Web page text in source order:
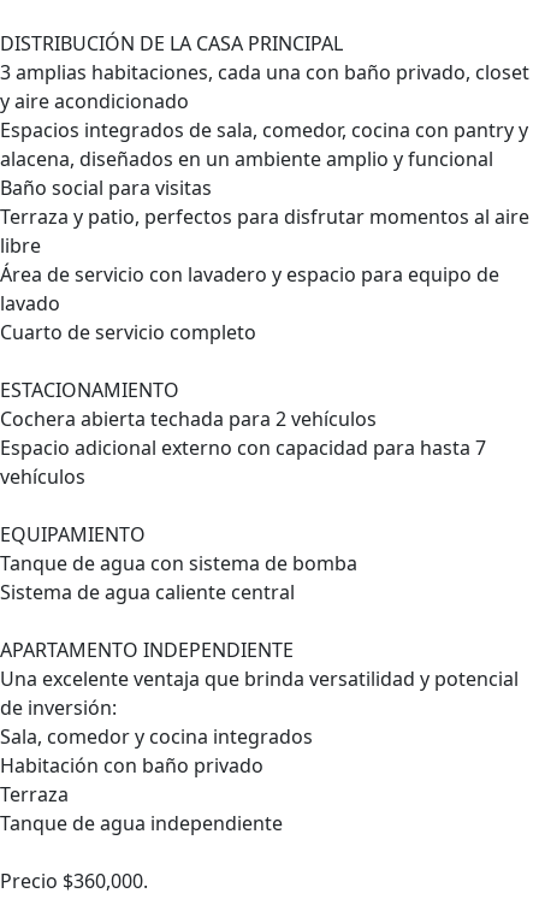
DISTRIBUCIÓN DE LA CASA PRINCIPAL
3 amplias habitaciones, cada una con baño privado, closet
y aire acondicionado
Espacios integrados de sala, comedor, cocina con pantry y
alacena, diseñados en un ambiente amplio y funcional
Baño social para visitas
Terraza y patio, perfectos para disfrutar momentos al aire
libre
Área de servicio con lavadero y espacio para equipo de
lavado
Cuarto de servicio completo
ESTACIONAMIENTO
Cochera abierta techada para 2 vehículos
Espacio adicional externo con capacidad para hasta 7
vehículos
EQUIPAMIENTO
Tanque de agua con sistema de bomba
Sistema de agua caliente central
APARTAMENTO INDEPENDIENTE
Una excelente ventaja que brinda versatilidad y potencial
de inversión:
Sala, comedor y cocina integrados
Habitación con baño privado
Terraza
Tanque de agua independiente
Precio $360,000.